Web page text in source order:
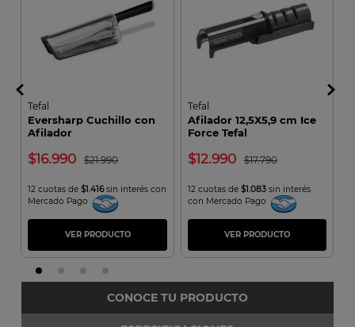
Tefal
Eversharp Cuchillo con
Afilador
16.990 21.990
12 cuotas de$1.416sin interés con
Mercado Pago
VER PRODUCTO
Tefal
Afilador 12,5X5,9 cm Ice
Force Tefal
12.990 17.790
12 cuotas de $1.083sin interés
con Mercado Pago
VER PRODUCTO
CONOCE TU PRODUCTO